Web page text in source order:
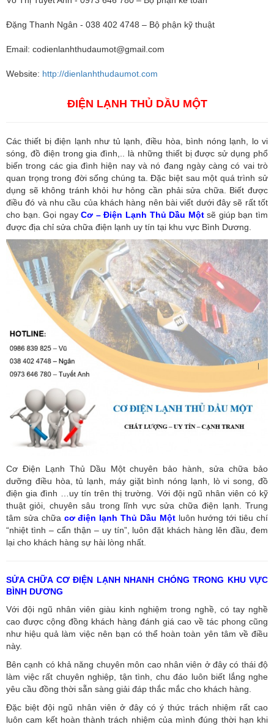
Đặng Thanh Ngân - 038 402 4748 – Bộ phận kỹ thuật
Email: codienlanhthudaumot@gmail.com
Website: http://dienlanhthudaumot.com
ĐIỆN LẠNH THỦ DẦU MỘT
Các thiết bị điện lạnh như tủ lạnh, điều hòa, bình nóng lạnh, lo vi
sóng, đồ điện trong gia đình,.. là những thiết bị được sử dụng phổ
biến trong các gia đình hiện nay và nó đang ngày càng có vai trò
quan trọng trong đời sống chúng ta. Đặc biệt sau một quá trình sử
dụng sẽ không tránh khỏi hư hỏng cần phải sửa chữa. Biết được
điều đó và nhu cầu của khách hàng nên bài viết dưới đây sẽ rất tốt
cho bạn. Gọi ngayCơ – Điện Lạnh Thủ Dầu Một sẽ giúp bạn tìm
được địa chỉ sửa chữa điện lạnh uy tín tại khu vực Bình Dương.
Cơ Điện Lạnh Thủ Dầu Một chuyên bảo hành, sửa chữa bảo
dưỡng điều hòa, tủ lạnh, máy giặt bình nóng lạnh, lò vi song, đồ
điện gia đình …uy tín trên thị trường. Với đội ngũ nhân viên có kỹ
thuật giỏi, chuyên sâu trong lĩnh vực sửa chữa điện lạnh. Trung
tâm sửa chữa cơ điện lạnh Thủ Dầu Mộtluôn hướng tới tiêu chí
“nhiệt tình – cẩn thận – uy tín”, luôn đặt khách hàng lên đầu, đem
lại cho khách hàng sự hài lòng nhất.
SỬA CHỮA CƠ ĐIỆN LẠNH NHANH CHÓNG TRONG KHU VỰC
BÌNH DƯƠNG
Với đội ngũ nhân viên giàu kinh nghiệm trong nghề, có tay nghề
cao được cộng đồng khách hàng đánh giá cao về tác phong cũng
như hiệu quả làm việc nên bạn có thể hoàn toàn yên tâm về điều
này.
Bên cạnh có khả năng chuyên môn cao nhân viên ở đây có thái độ
làm việc rất chuyên nghiệp, tận tình, chu đáo luôn biết lắng nghe
yêu cầu đồng thời sẵn sàng giải đáp thắc mắc cho khách hàng.
Đặc biệt đội ngũ nhân viên ở đây có ý thức trách nhiệm rất cao
luôn cam kết hoàn thành trách nhiệm của mình đúng thời hạn khi